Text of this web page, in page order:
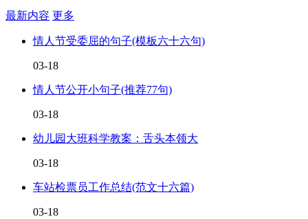
最新内容 更多
情人节受委屈的句子(模板六十六句)
03-18
情人节公开小句子(推荐77句)
03-18
幼儿园大班科学教案：舌头本领大
03-18
车站检票员工作总结(范文十六篇)
03-18